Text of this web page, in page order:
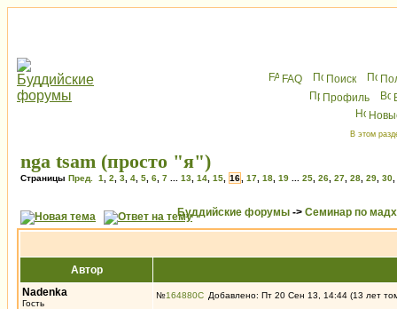
FAQ Поиск
Профиль
В этом
nga tsam (просто "я")
Страницы Пред. 1 2 3 4 5 6 7 13 14 15 16 17 18 19 25 26 27 28 29 30
Буддийские форумы -> Семинар по
Автор
Nadenka
Гость
№164880 Добавлено: Пт 20 Сен 13, 14:44 (13 лет